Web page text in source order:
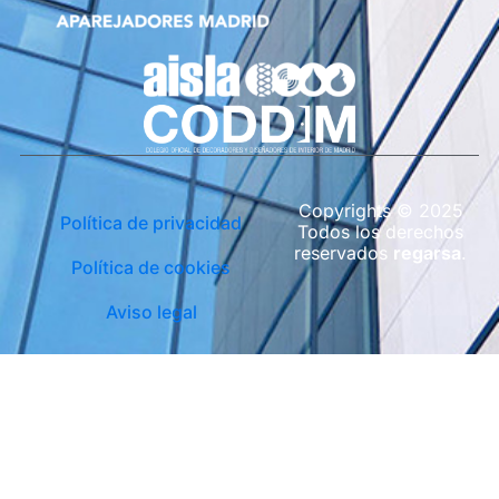
Política de privacidad
Política de cookies
Aviso legal
Copyrights © 2025
Todos los derechos
reservados regarsa .